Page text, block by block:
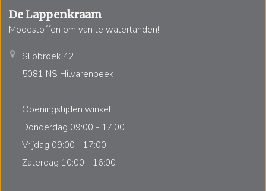
De Lappenkraam
Modestoffen om van te watertanden!
Slibbroek 42
5081 NS Hilvarenbeek
Openingstijden winkel:
Donderdag 09:00 - 17:00
Vrijdag 09:00 - 17:00
Zaterdag 10:00 - 16:00